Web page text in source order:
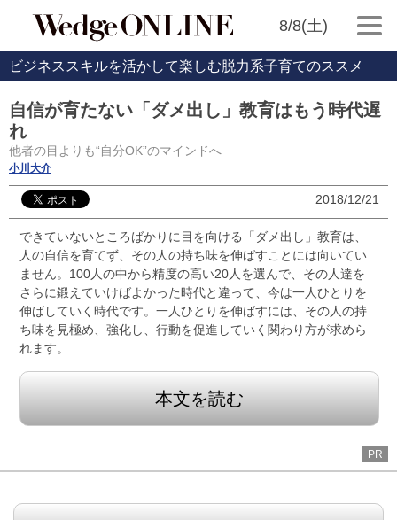
8/8(土)
ビジネススキルを活かして楽しむ脱力系子育てのススメ
自信が育たない「ダメ出し」教育はもう時代遅
れ
他者の目よりも“自分OK”のマインドへ
小川大介
2018/12/21
できていないところばかりに目を向ける「ダメ出し」教育は、
人の自信を育てず、その人の持ち味を伸ばすことには向いてい
ません。100人の中から精度の高い20人を選んで、その人達を
さらに鍛えていけばよかった時代と違って、今は一人ひとりを
伸ばしていく時代です。一人ひとりを伸ばすには、その人の持
ち味を見極め、強化し、行動を促進していく関わり方が求めら
れます。
本文を読む
PR